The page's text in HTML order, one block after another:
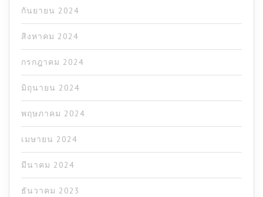
กันยายน 2024
สิงหาคม 2024
กรกฎาคม 2024
มิถุนายน 2024
พฤษภาคม 2024
เมษายน 2024
มีนาคม 2024
ธันวาคม 2023